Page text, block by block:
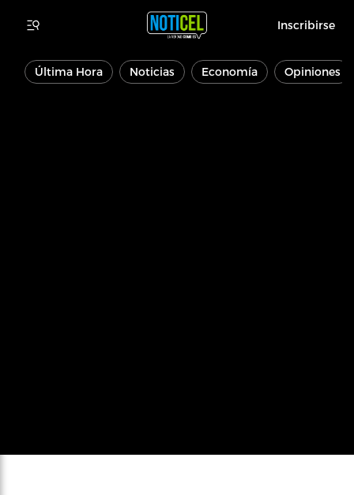
Inscribirse
Última Hora Noticias Economía Opiniones